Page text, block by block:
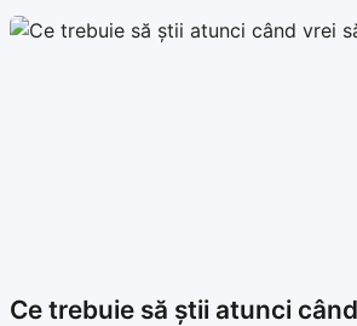
Ce trebuie să știi atunci